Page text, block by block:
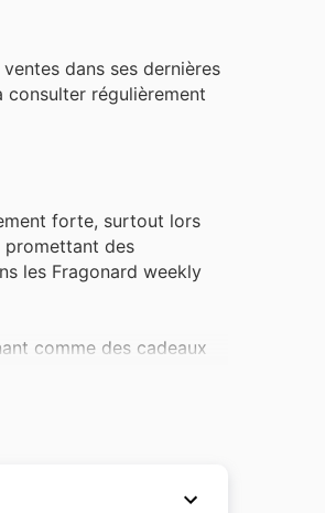
dans ses dernières
régulièrement
forte, surtout lors
promettant des
les Fragonard weekly
comme des cadeaux
leur popularité
Fragonard offers,